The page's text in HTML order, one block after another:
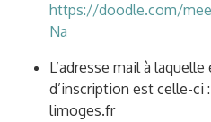
https://doodle.com/
Na
L’adresse mail à
d’inscription est celle-ci
limoges.fr